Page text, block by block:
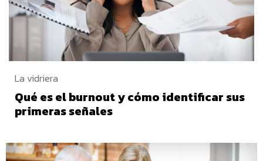
La vidriera
Qué es el burnout y cómo identificar sus
primeras señales